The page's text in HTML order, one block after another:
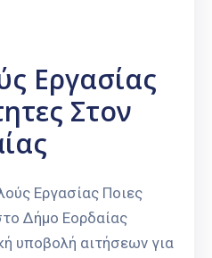
Εργασίας
Στον
Εργασίας Ποιες
Δήμο Εορδαίας
υποβολή αιτήσεων για